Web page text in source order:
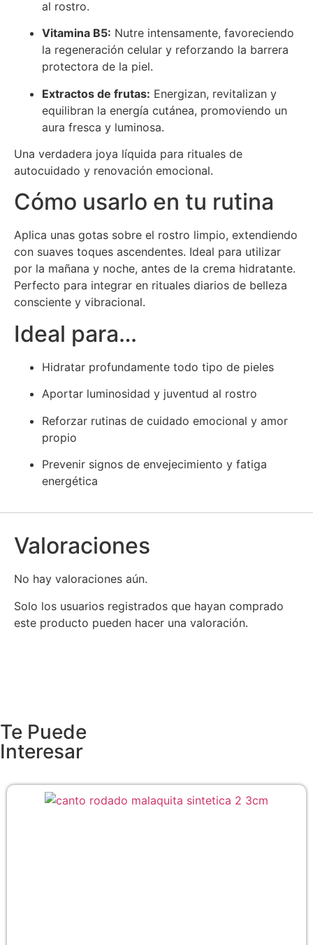
al rostro.
Vitamina B5: Nutre intensamente, favoreciendo
la regeneración celular y reforzando la barrera
protectora de la piel.
Extractos de frutas: Energizan, revitalizan y
equilibran la energía cutánea, promoviendo un
aura fresca y luminosa.
Una verdadera joya líquida para rituales de
autocuidado y renovación emocional.
Cómo usarlo en tu rutina
Aplica unas gotas sobre el rostro limpio, extendiendo
con suaves toques ascendentes. Ideal para utilizar
por la mañana y noche, antes de la crema hidratante.
Perfecto para integrar en rituales diarios de belleza
consciente y vibracional.
Ideal para…
Hidratar profundamente todo tipo de pieles
Aportar luminosidad y juventud al rostro
Reforzar rutinas de cuidado emocional y amor
propio
Prevenir signos de envejecimiento y fatiga
energética
Valoraciones
No hay valoraciones aún.
Solo los usuarios registrados que hayan comprado
este producto pueden hacer una valoración.
Te Puede
Interesar